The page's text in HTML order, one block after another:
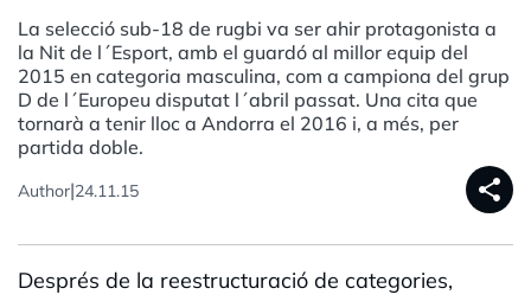
La selecció sub-18 de rugbi va ser ahir protagonista a
la Nit de l´Esport, amb el guardó al millor equip del
2015 en categoria masculina, com a campiona del grup
D de l´Europeu disputat l´abril passat. Una cita que
tornarà a tenir lloc a Andorra el 2016 i, a més, per
partida doble.
Author|24.11.15 share
Després de la reestructuració de categories,